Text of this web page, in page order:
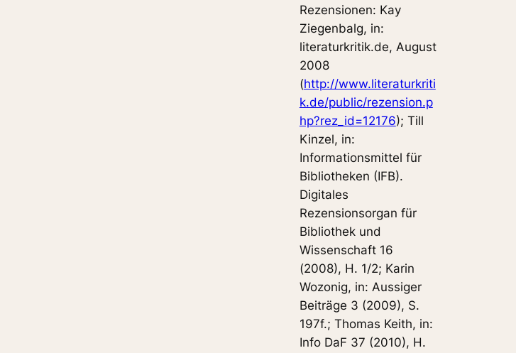
Rezensionen: Kay
Ziegenbalg, in:
literaturkritik.de, August
2008
(http://www.literaturkriti
k.de/public/rezension.p
hp?rez_id=12176); Till
Kinzel, in:
Informationsmittel für
Bibliotheken (IFB).
Digitales
Rezensionsorgan für
Bibliothek und
Wissenschaft 16
(2008), H. 1/2; Karin
Wozonig, in: Aussiger
Beiträge 3 (2009), S.
197f.; Thomas Keith, in:
Info DaF 37 (2010), H.